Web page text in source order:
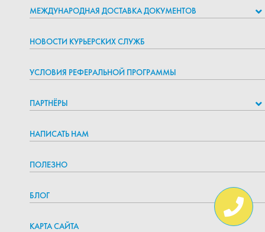
МЕЖДУНАРОДНАЯ ДОСТАВКА ДОКУМЕНТОВ
НОВОСТИ КУРЬЕРСКИХ СЛУЖБ
УСЛОВИЯ РЕФЕРАЛЬНОЙ ПРОГРАММЫ
ПАРТНЁРЫ
НАПИСАТЬ НАМ
ПОЛЕЗНО
БЛОГ
КАРТА САЙТА